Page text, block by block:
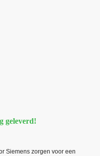
geleverd!
Siemens zorgen voor een